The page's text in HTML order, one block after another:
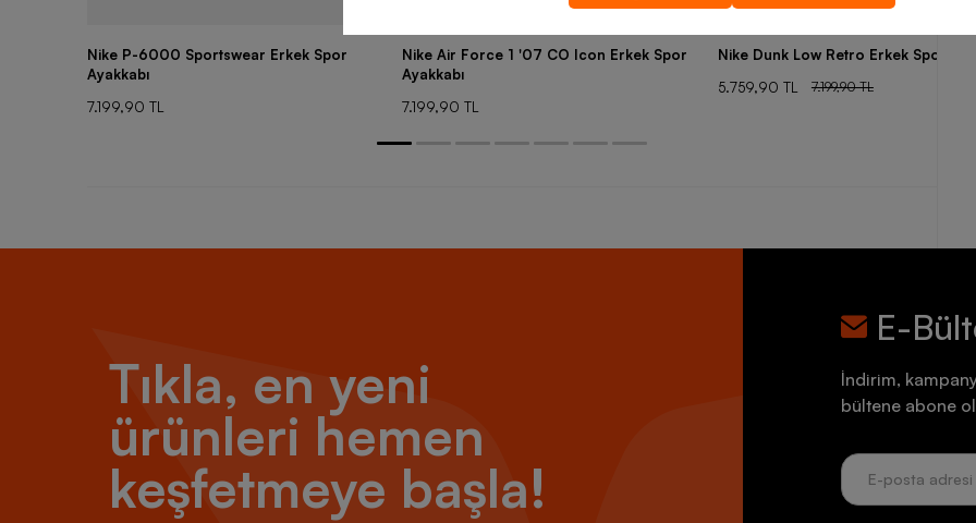
Nike P-6000 Sportswear Erkek Spor
Ayakkabı
7.199,90 TL
Nike Air Force 1 '07 CO Icon Erkek Spor
Ayakkabı
7.199,90 TL
Nike Dunk Low Retro Erkek Spor
5.759,90 TL
7.199,90 TL
Tıkla, en yeni
ürünleri hemen
keşfetmeye başla!
E-
İndirim,
bültene abone